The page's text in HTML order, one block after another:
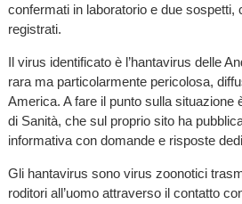
confermati in laboratorio e due sospetti,
registrati.
Il virus identificato è l’hantavirus delle
rara ma particolarmente pericolosa,
America. A fare il punto sulla situazione
di Sanità, che sul proprio sito ha
informativa con domande e risposte
Gli hantavirus sono virus zoonotici
roditori all’uomo attraverso il contatto